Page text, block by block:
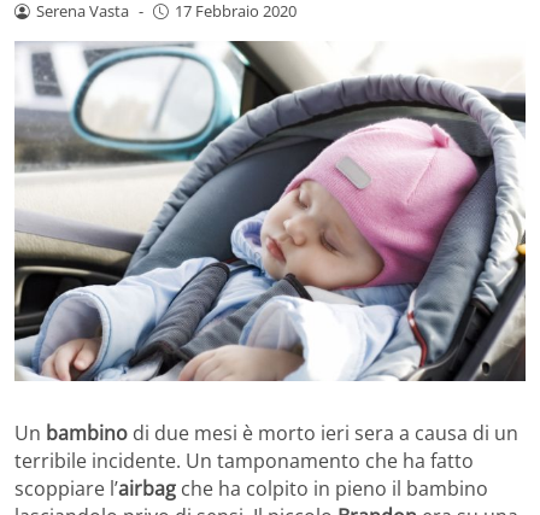
Serena Vasta - 17 Febbraio 2020
Un bambino di due mesi è morto ieri sera a causa di un
terribile incidente. Un tamponamento che ha fatto
scoppiare l’airbag che ha colpito in pieno il bambino